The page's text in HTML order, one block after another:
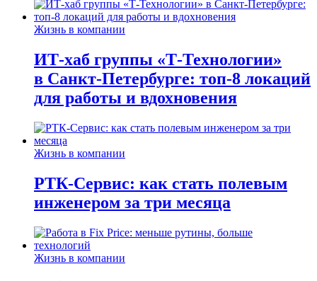
Жизнь в компании
ИТ-хаб группы «Т-Технологии»
в Санкт-Петербурге: топ-8 локаций
для работы и вдохновения
Жизнь в компании
РТК-Сервис: как стать полевым
инженером за три месяца
Жизнь в компании